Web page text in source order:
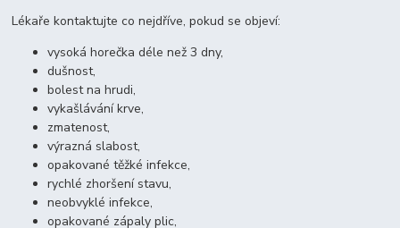
Lékaře kontaktujte co nejdříve, pokud se objeví:
vysoká horečka déle než 3 dny,
dušnost,
bolest na hrudi,
vykašlávání krve,
zmatenost,
výrazná slabost,
opakované těžké infekce,
rychlé zhoršení stavu,
neobvyklé infekce,
opakované zápaly plic,